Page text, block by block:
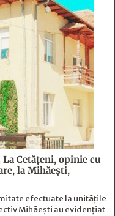
Cetăţeni, opinie cu
la Mihăeşti,
efectuate la unitățile
Mihăești au evidențiat